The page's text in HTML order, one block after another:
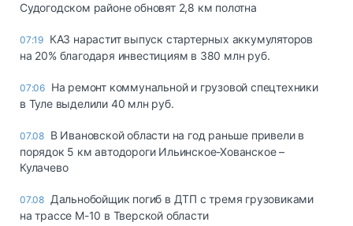
Судогодском районе обновят 2,8 км полотна
07:19 КАЗ нарастит выпуск стартерных аккумуляторов
на 20% благодаря инвестициям в 380 млн руб.
07:06 На ремонт коммунальной и грузовой спецтехники
в Туле выделили 40 млн руб.
07.08 В Ивановской области на год раньше привели в
порядок 5 км автодороги Ильинское-Хованское –
Кулачево
07.08 Дальнобойщик погиб в ДТП с тремя грузовиками
на трассе М-10 в Тверской области